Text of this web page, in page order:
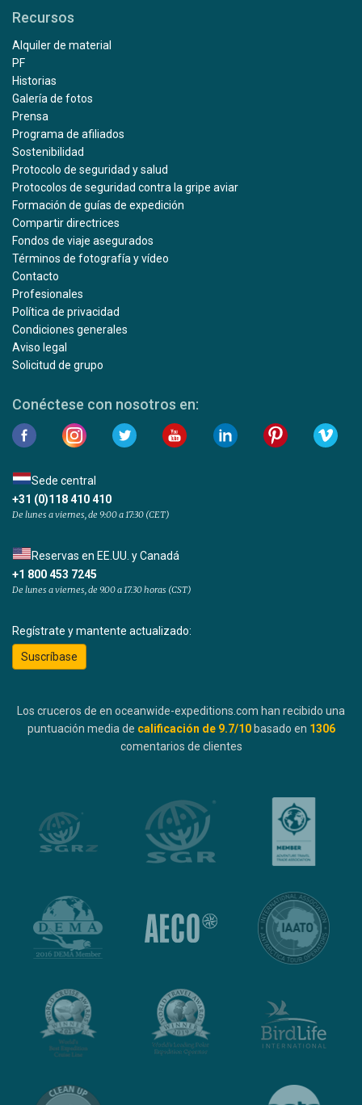
Recursos
Alquiler de material
PF
Historias
Galería de fotos
Prensa
Programa de afiliados
Sostenibilidad
Protocolo de seguridad y salud
Protocolos de seguridad contra la gripe aviar
Formación de guías de expedición
Compartir directrices
Fondos de viaje asegurados
Términos de fotografía y vídeo
Contacto
Profesionales
Política de privacidad
Condiciones generales
Aviso legal
Solicitud de grupo
Conéctese con nosotros en:
Sede central
+31 (0)118 410 410
De lunes a viernes, de 9:00 a 17:30 (CET)
Reservas en EE.UU. y Canadá
+1 800 453 7245
De lunes a viernes, de 9.00 a 17.30 horas (CST)
Regístrate y mantente actualizado:
Suscríbase
Los cruceros de en oceanwide-expeditions.com han recibido una
puntuación media de calificación de 9.7/10 basado en 1306
comentarios de clientes